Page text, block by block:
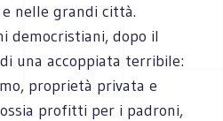
nelle grandi città.
democristiani, dopo il
una accoppiata terribile:
proprietà privata e
profitti per i padroni,